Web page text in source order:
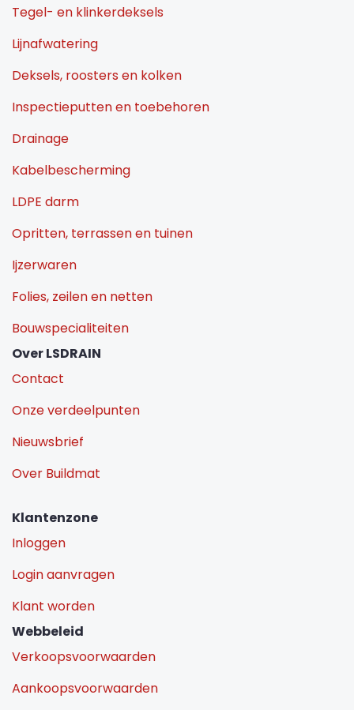
Tegel- en klinkerdeksels
Lijnafwatering
Deksels, roosters en kolken
Inspectieputten en toebehoren
Drainage
Kabelbescherming
LDPE darm
Opritten, terrassen en tuinen
Ijzerwaren
Folies, zeilen en netten
Bouwspecialiteiten
Over LSDRAIN
Contact
Onze verdeelpunten
Nieuwsbrief
Over Buildmat
Klantenzone
Inloggen
Login aanvragen
Klant worden
Webbeleid
Verkoopsvoorwaarden
Aankoopsvoorwaarden